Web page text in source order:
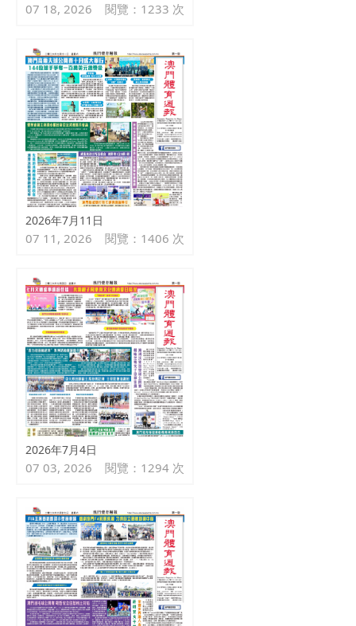
閱覽：1233 次
07 18, 2026
2026年7月11日
閱覽：1406 次
07 11, 2026
2026年7月4日
閱覽：1294 次
07 03, 2026